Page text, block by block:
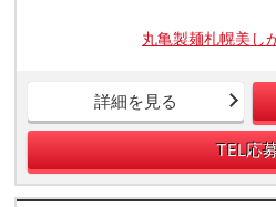
丸亀製麺札幌美し
詳細を見る
TEL応